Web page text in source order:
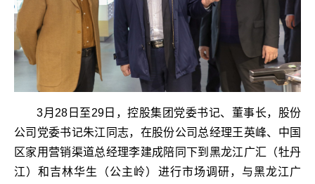
3月28日至29日，控股集团党委书记、董事长，股份
公司党委书记朱江同志，在股份公司总经理王英峰、中国
区家用营销渠道总经理李建成陪同下到黑龙江广汇（牡丹
江）和吉林华生（公主岭）进行市场调研，与黑龙江广